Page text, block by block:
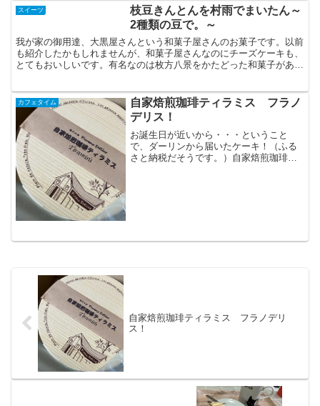
近くにあったの忘れてました。成田山に
ある、香月さんです。
スイーツ
枝豆きんとんを村雨でまいたん～
2種類の豆で。～
我が家の御用達、大黒屋さんという和菓子屋さんのお菓子です。以前
も紹介したかもしれませんが、和菓子屋さんなのにチーズケーキも、
とてもおいしいです。有名なのは枚方八景をかたどった和菓子があり
カフェタイム
自家焙煎珈琲ティラミス フラノ
デリス！
お誕生日が近いから・・・ということ
で、ダーリンから届いたケーキ！（ふる
さと納税だそうです。）自家焙煎珈琲も
自家焙煎珈琲ティラミス フラノデリ
ス！